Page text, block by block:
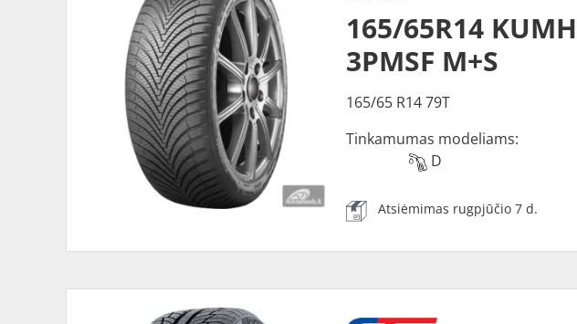
165/65R14
3PMSF M+S
165/65 R14 79T
Tinkamumas modeliams:
D
Atsiėmimas rugpjūčio 7 d.